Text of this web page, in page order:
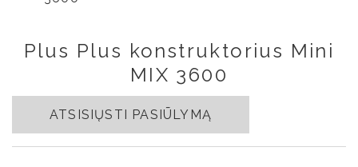
Plus Plus konstruktorius Mini
MIX 3600
ATSISIŲSTI PASIŪLYMĄ